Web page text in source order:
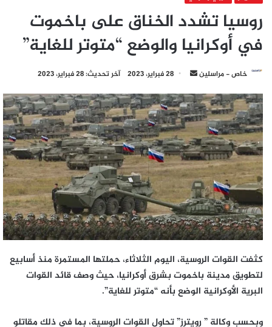
روسيا تشدد الخناق على باخموت
في أوكرانيا والوضع “متوتر للغاية”
خاص - مراسلين
أرسل
إلكترونيا
28 فبراير، 2023 آخر تحديث: 28 فبراير، 2023
كثفت القوات الروسية، اليوم الثلاثاء، حملتها المستمرة منذ أسابيع
لتطويق مدينة باخموت بشرق أوكرانيا، حيث وصف قائد القوات
البرية الأوكرانية الوضع بأنه “متوتر للغاية”.
وبحسب وكالة ” رويترز” تحاول القوات الروسية، بما في ذلك مقاتلو